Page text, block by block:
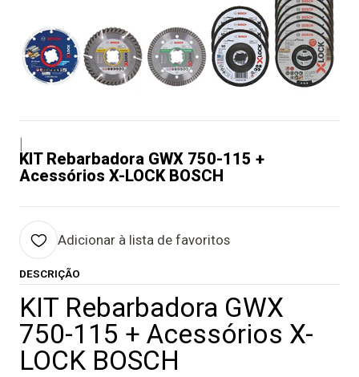
KIT Rebarbadora GWX 750-115 +
Acessórios X-LOCK BOSCH
Adicionar à lista de favoritos
DESCRIÇÃO
KIT Rebarbadora GWX
750-115 + Acessórios X-
LOCK BOSCH